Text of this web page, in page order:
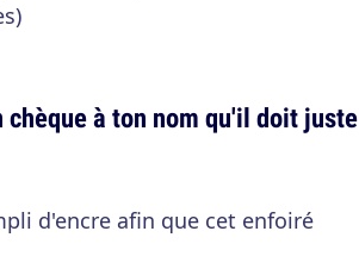
à ton nom qu'il doit juste
d'encre afin que cet enfoiré